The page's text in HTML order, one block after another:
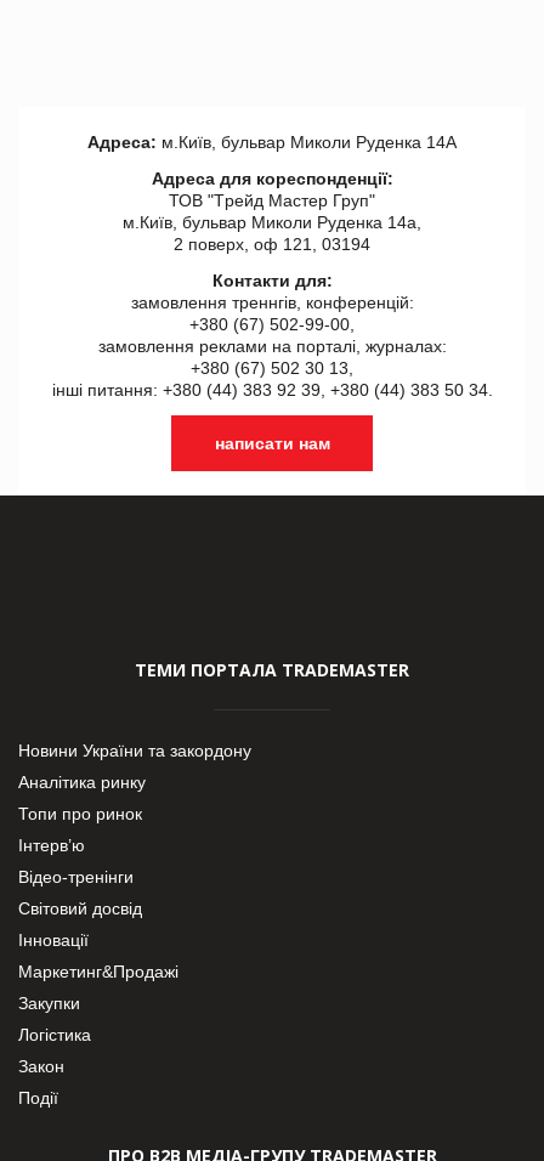
Адреса: м.Київ, бульвар Миколи Руденка 14А
Адреса для кореспонденції:
ТОВ "Tрейд Мастер Груп"
м.Київ, бульвар Миколи Руденка 14а,
2 поверх, оф 121, 03194
Контакти для:
замовлення треннгів, конференцій:
+380 (67) 502-99-00,
замовлення реклами на порталі, журналах:
+380 (67) 502 30 13,
інші питання: +380 (44) 383 92 39, +380 (44) 383 50 34.
написати нам
ТЕМИ ПОРТАЛА TRADEMASTER
Новини України та закордону
Аналітика ринку
Топи про ринок
Інтерв’ю
Відео-тренінги
Світовий досвід
Інновації
Маркетинг&Продажі
Закупки
Логістика
Закон
Події
ПРО В2В МЕДІА-ГРУПУ TRADEMASTER